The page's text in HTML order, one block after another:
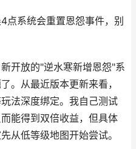
点系统会重置恩怨事件，别
开放的"逆水寒新增恩怨"系
。从最近版本更新来看，
法深度绑定。我自己测试
能得到双倍收益，但具体
从低等级地图开始尝试。